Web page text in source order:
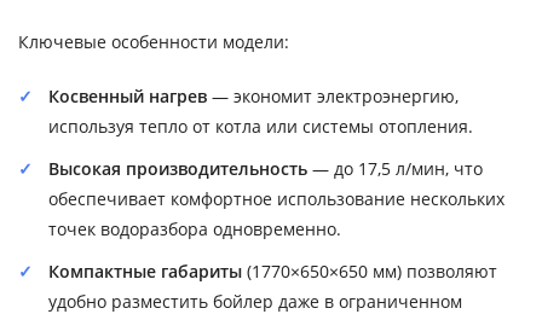
Ключевые особенности модели:
Косвенный нагрев — экономит электроэнергию,
используя тепло от котла или системы отопления.
Высокая производительность — до 17,5 л/мин, что
обеспечивает комфортное использование нескольких
точек водоразбора одновременно.
Компактные габариты (1770×650×650 мм) позволяют
удобно разместить бойлер даже в ограниченном